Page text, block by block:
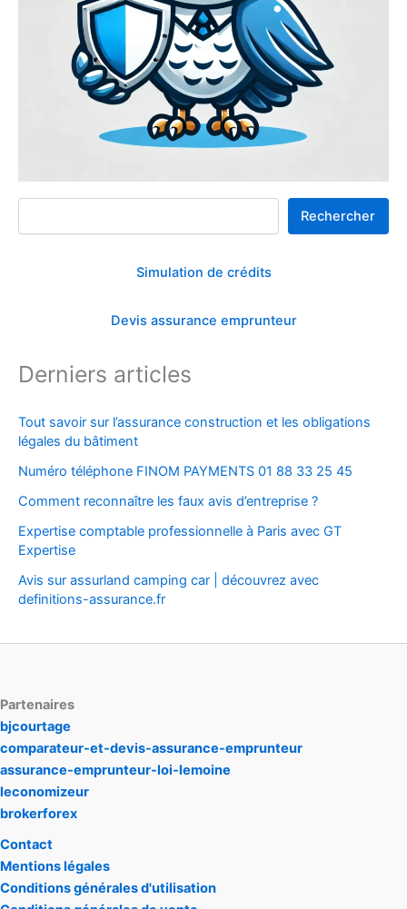
Rechercher
Rechercher
Simulation de crédits
Devis assurance emprunteur
Derniers articles
Tout savoir sur l’assurance construction et les obligations
légales du bâtiment
Numéro téléphone FINOM PAYMENTS 01 88 33 25 45
Comment reconnaître les faux avis d’entreprise ?
Expertise comptable professionnelle à Paris avec GT
Expertise
Avis sur assurland camping car | découvrez avec
definitions-assurance.fr
Partenaires
bjcourtage
comparateur-et-devis-assurance-emprunteur
assurance-emprunteur-loi-lemoine
leconomizeur
brokerforex
Contact
Mentions légales
Conditions générales d'utilisation